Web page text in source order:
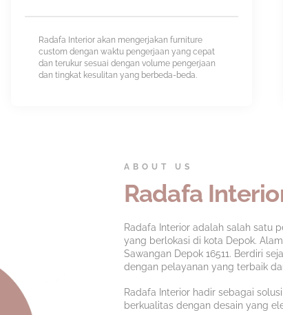
Radafa Interior akan mengerjakan furniture
custom dengan waktu pengerjaan yang cepat
dan terukur sesuai dengan volume pengerjaan
dan tingkat kesulitan yang berbeda-beda.
ABOUT US
Radafa
Radafa Interior adalah salah satu
yang berlokasi di kota Depok.
Sawangan Depok 16511. Berdiri
dengan pelayanan yang terbaik
Radafa Interior hadir sebagai
berkualitas dengan desain yang